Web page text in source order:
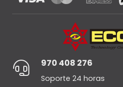
970 408 276
Soporte 24 horas